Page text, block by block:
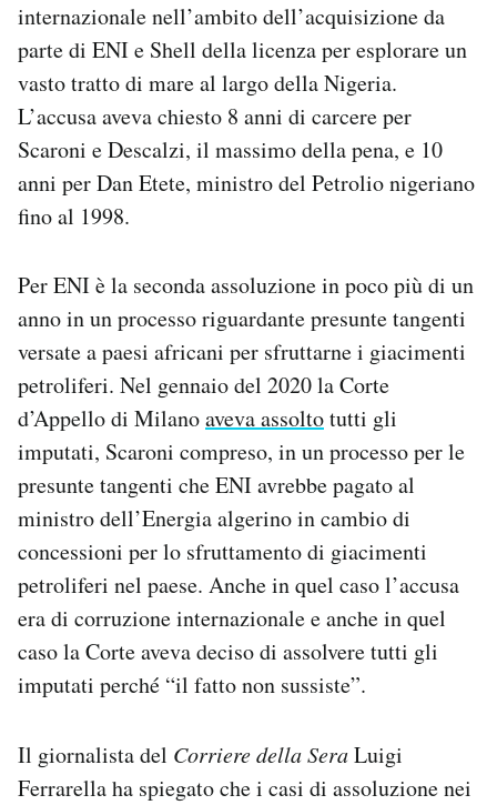
internazionale nell’ambito dell’acquisizione da
parte di ENI e Shell della licenza per esplorare un
vasto tratto di mare al largo della Nigeria.
L’accusa aveva chiesto 8 anni di carcere per
Scaroni e Descalzi, il massimo della pena, e 10
anni per Dan Etete, ministro del Petrolio nigeriano
fino al 1998.
Per ENI è la seconda assoluzione in poco più di un
anno in un processo riguardante presunte tangenti
versate a paesi africani per sfruttarne i giacimenti
petroliferi. Nel gennaio del 2020 la Corte
d’Appello di Milanoaveva assoltotutti gli
imputati, Scaroni compreso, in un processo per le
presunte tangenti che ENI avrebbe pagato al
ministro dell’Energia algerino in cambio di
concessioni per lo sfruttamento di giacimenti
petroliferi nel paese. Anche in quel caso l’accusa
era di corruzione internazionale e anche in quel
caso la Corte aveva deciso di assolvere tutti gli
imputati perché “il fatto non sussiste”.
Il giornalista del Corriere della SeraLuigi
Ferrarella ha spiegato che i casi di assoluzione nei